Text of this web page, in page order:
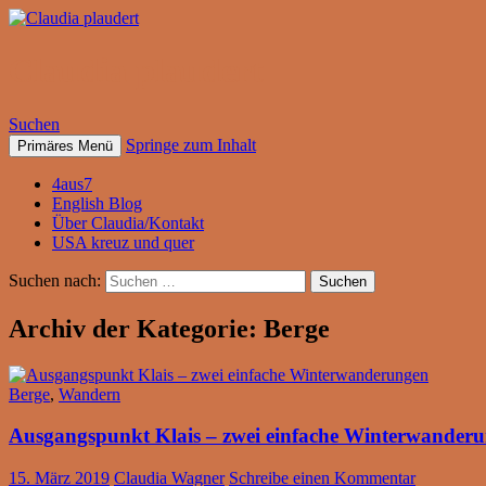
Suchen
Primäres Menü Springe zum Inhalt
4aus7
English Blog
Über Claudia/Kontakt
USA kreuz und quer
Suchen nach:
Archiv der Kategorie: Berge
Berge, Wandern
Ausgangspunkt Klais – zwei einfache
15. März 2019 Claudia Wagner Schreibe einen Kommentar